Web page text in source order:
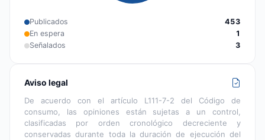
Publicados
453
En espera
1
Señalados
3
Aviso legal
De acuerdo con el artículo L111-7-2 del Código de
consumo, las opiniones están sujetas a un control,
clasificadas por orden cronológico decreciente y
conservadas durante toda la duración de ejecución del